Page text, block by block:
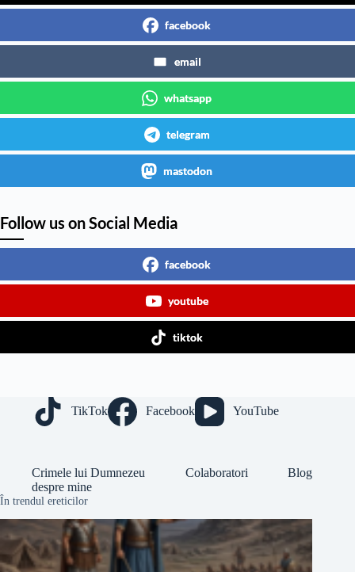
facebook
email
whatsapp
telegram
mastodon
Follow us on Social Media
facebook
youtube
tiktok
TikTok Facebook YouTube
Crimele lui Dumnezeu Colaboratori
Blog
despre mine
În trendul ereticilor